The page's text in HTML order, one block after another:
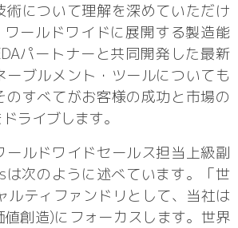
術について理解を深めていただけ
ワールドワイドに展開する製造能
パートナーと共同開発した最新
ーブルメント・ツールについても
のすべてがお客様の成功と市場の
ライブします。
ールドワイドセールス担当上級副
は次のように述べています。「世
ルティファンドリとして、当社は
創造)にフォーカスします。世界